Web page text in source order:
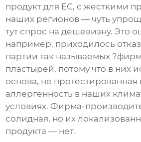
продукт для ЕС, с жесткими
наших регионов — чуть
тут спрос на дешевизну. Это
например, приходилось
партии так называемых
пластырей, потому что в них
основа, не протестированная
аллергенность в наших
условиях. Фирма-
солидная, но их
продукта — нет.